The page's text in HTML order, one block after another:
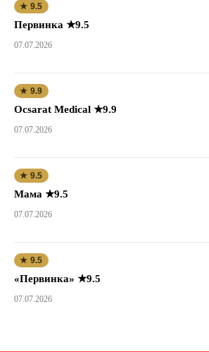
★ 9.5
Первинка ★9.5
07.07.2026
★ 9.9
Ocsarat Medical ★9.9
07.07.2026
★ 9.5
Мама ★9.5
07.07.2026
★ 9.5
«Первинка» ★9.5
07.07.2026